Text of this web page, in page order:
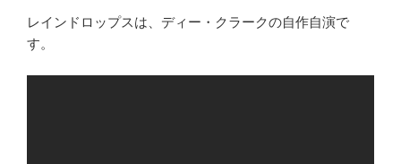
レインドロップスは、ディー・クラークの自作自演で
す。